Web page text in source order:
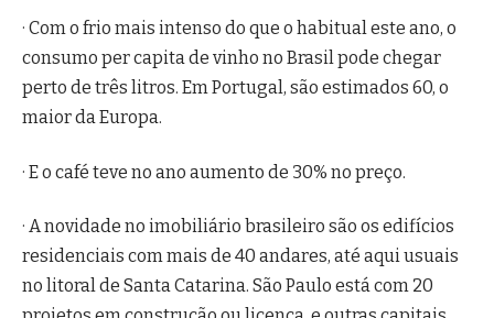
· Com o frio mais intenso do que o habitual este ano, o
consumo per capita de vinho no Brasil pode chegar
perto de três litros. Em Portugal, são estimados 60, o
maior da Europa.
· E o café teve no ano aumento de 30% no preço.
· A novidade no imobiliário brasileiro são os edifícios
residenciais com mais de 40 andares, até aqui usuais
no litoral de Santa Catarina. São Paulo está com 20